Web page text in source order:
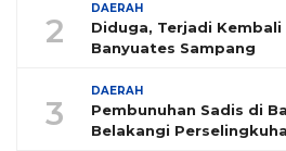
2
DAERAH
Diduga, Terjadi
Banyuates Sampang
3
DAERAH
Pembunuhan Sadis di
Belakangi